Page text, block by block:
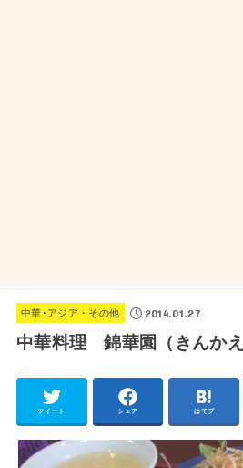
中華･アジア・その他 2014.01.27
中華料理 錦華園（きんかえ
ツイート シェア はてブ